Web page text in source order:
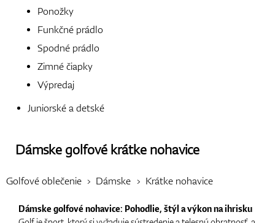
Bagy
Ponožky
Funkčné prádlo
Spodné prádlo
Zimné čiapky
Výpredaj
Juniorské a detské
Dámske golfové krátke nohavice
Golfové oblečenie Dámske Krátke nohavice
Dámske golfové nohavice: Pohodlie, štýl a výkon na ihrisku